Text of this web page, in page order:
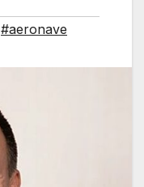
#aeronave